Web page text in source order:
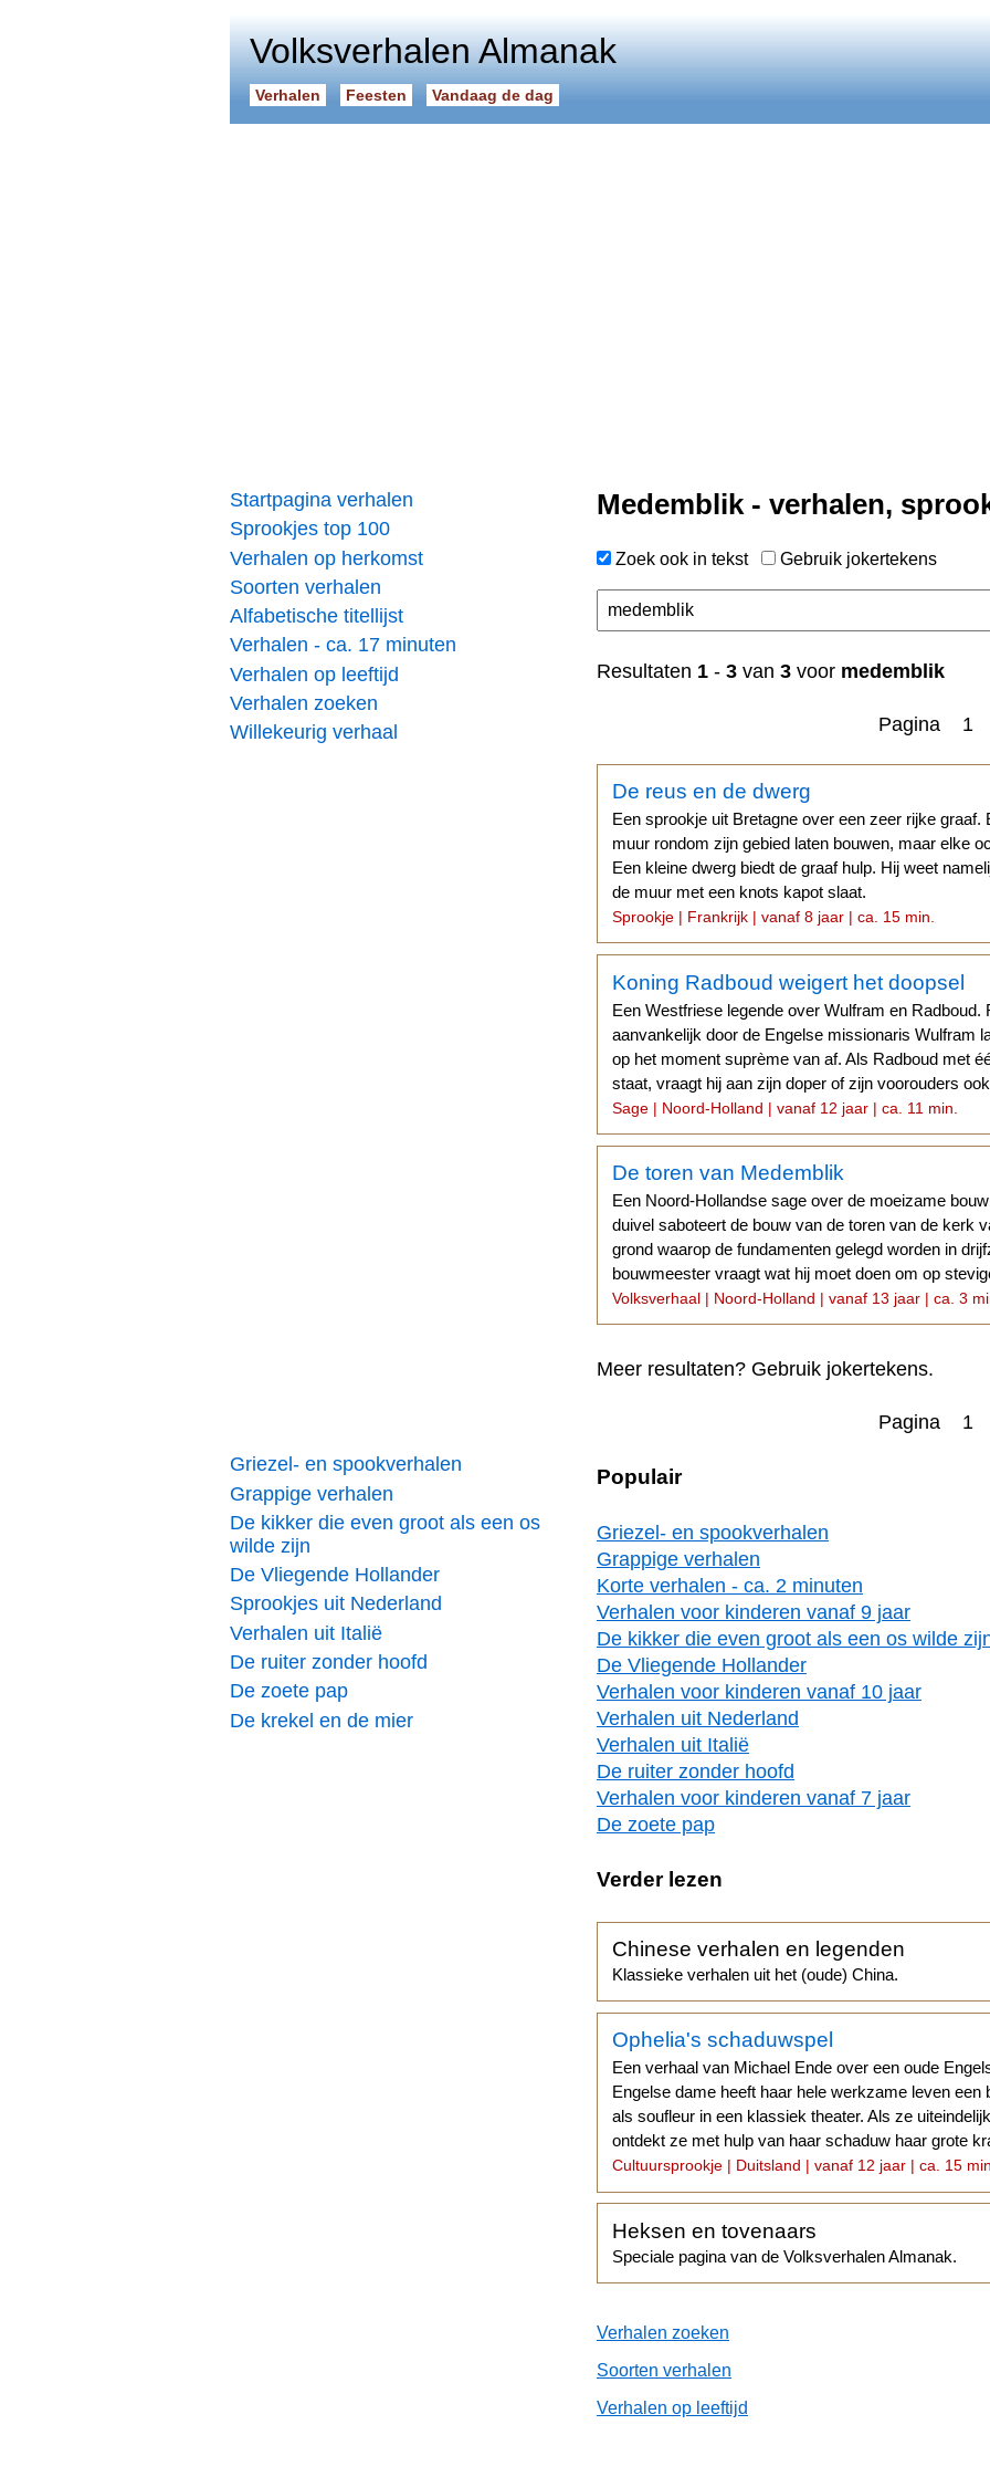
Volksverhalen Almanak
Verhalen Feesten Vandaag de dag
Startpagina verhalen
Sprookjes top 100
Verhalen op herkomst
Soorten verhalen
Alfabetische titellijst
Verhalen - ca. 17 minuten
Verhalen op leeftijd
Verhalen zoeken
Willekeurig verhaal
Griezel- en spookverhalen
Grappige verhalen
De kikker die even groot als een os
wilde zijn
De Vliegende Hollander
Sprookjes uit Nederland
Verhalen uit Italië
De ruiter zonder hoofd
De zoete pap
De krekel en de mier
Medemblik - verhalen,
Zoek ook in tekst Gebruik jokertekens
Resultaten 1 - 3 van 3 voor medemblik
Pagina 1
De reus en de dwerg
Een sprookje uit Bretagne over een zeer rijke graaf.
muur rondom zijn gebied laten bouwen, maar elke
Een kleine dwerg biedt de graaf hulp. Hij weet
de muur met een knots kapot slaat.
Sprookje | Frankrijk | vanaf 8 jaar | ca. 15 min.
Koning Radboud weigert het doopsel
Een Westfriese legende over Wulfram en Radboud.
aanvankelijk door de Engelse missionaris Wulfram
op het moment suprème van af. Als Radboud met
staat, vraagt hij aan zijn doper of zijn voorouders
Sage | Noord-Holland | vanaf 12 jaar | ca. 11 min.
De toren van Medemblik
Een Noord-Hollandse sage over de moeizame
duivel saboteert de bouw van de toren van de kerk
grond waarop de fundamenten gelegd worden in
bouwmeester vraagt wat hij moet doen om op
Volksverhaal | Noord-Holland | vanaf 13 jaar | ca. 3
Meer resultaten? Gebruik jokertekens.
Pagina 1
Populair
Griezel- en spookverhalen
Grappige verhalen
Korte verhalen - ca. 2 minuten
Verhalen voor kinderen vanaf 9 jaar
De kikker die even groot als een os wilde
De Vliegende Hollander
Verhalen voor kinderen vanaf 10 jaar
Verhalen uit Nederland
Verhalen uit Italië
De ruiter zonder hoofd
Verhalen voor kinderen vanaf 7 jaar
De zoete pap
Verder lezen
Chinese verhalen en legenden
Klassieke verhalen uit het (oude) China.
Ophelia's schaduwspel
Een verhaal van Michael Ende over een oude
Engelse dame heeft haar hele werkzame leven een
als soufleur in een klassiek theater. Als ze
ontdekt ze met hulp van haar schaduw haar grote
Cultuursprookje | Duitsland | vanaf 12 jaar | ca. 15
Heksen en tovenaars
Speciale pagina van de Volksverhalen Almanak.
Verhalen zoeken
Soorten verhalen
Verhalen op leeftijd